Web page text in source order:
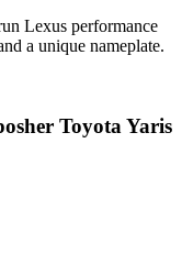
Lexus performance
a unique nameplate.
Toyota Yaris